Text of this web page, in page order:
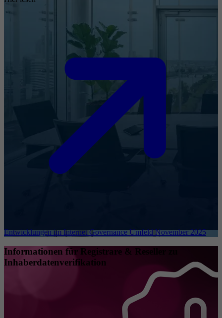
Entwicklungen im Internet Governance Umfeld November 2025
Informationen für Registrare & Reseller zu
Inhaberdatenverifikation